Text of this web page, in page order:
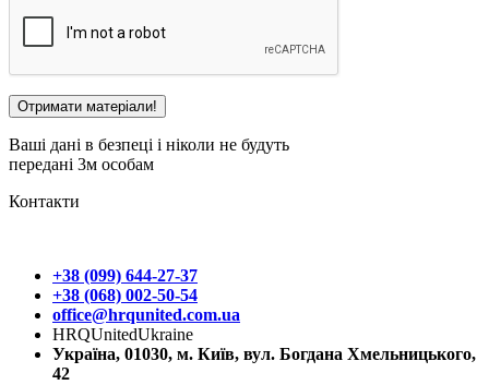
Ваші дані в безпеці і ніколи не будуть
передані 3м особам
Контакти
+38 (099) 644-27-37
+38 (068) 002-50-54
office@hrqunited.com.ua
HRQUnitedUkraine
Україна, 01030, м. Київ, вул. Богдана Хмельницького,
42